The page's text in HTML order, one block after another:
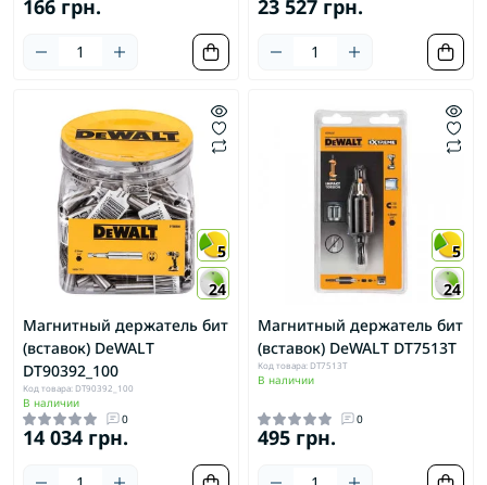
166 грн. 23 527 грн.
5
24
Магнитный держатель бит
(вставок) DeWALT
DT90392_100
Код товара: DT90392_100
В наличии
0
14 034 грн.
5
24
Магнитный держатель бит
(вставок) DeWALT DT7513T
Код товара: DT7513T
В наличии
0
495 грн.